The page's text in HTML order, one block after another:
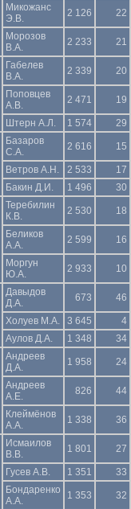
Микожанс
Э.В.
2 126 22
Морозов
В.А.
2 233 21
Габелев
В.А.
2 339 20
Поповцев
А.В.
2 471 19
Штерн А.Л. 1 574 29
Базаров
С.А.
2 616 15
Ветров А.Н. 2 533
17
Бакин Д.И.
1 496 30
Теребилин
К.В.
2 530 18
Беликов
А.А.
2 599 16
Моргун
Ю.А.
2 933 10
Давыдов
Д.А.
673 46
Холуев М.А. 3 645
4
Аулов Д.А.
1 348 34
Андреев
Д.А.
1 958 24
Андреев
А.Е.
826 44
Клеймёнов
А.А.
1 338 36
Исмаилов
В.В.
1 801 27
Гусев А.В. 1 351
33
Бондаренко
А.А.
1 353 32